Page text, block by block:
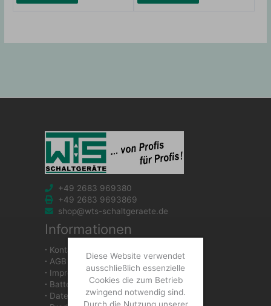
+49 2683 969380
+49 2683 9693869
shop@wts-schaltgeraete.de
Informationen
∙ Kontakt
∙ AGB
∙ Impressum
∙ Batteriegesetzhinweise
∙ Datenschutzerklärung
Diese Website verwendet
ausschließlich essenzielle
Cookies die zum Betrieb
zwingend notwendig sind.